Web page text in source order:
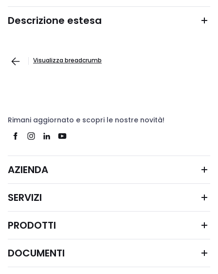
Descrizione estesa
Visualizza breadcrumb
Rimani aggiornato e scopri le nostre novità!
AZIENDA
SERVIZI
PRODOTTI
DOCUMENTI